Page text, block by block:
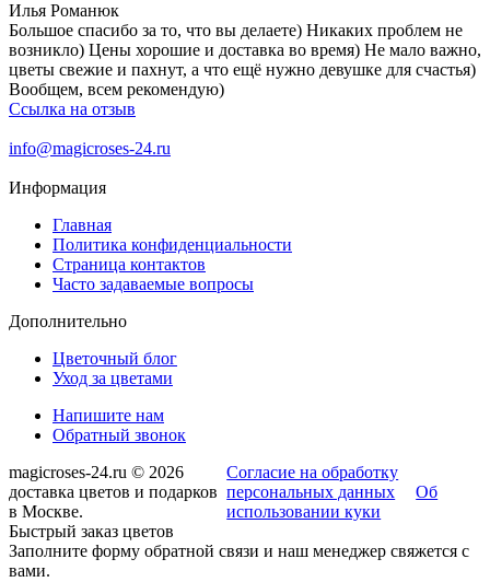
Илья Романюк
Большое спасибо за то, что вы делаете) Никаких проблем не
возникло) Цены хорошие и доставка во время) Не мало важно,
цветы свежие и пахнут, а что ещё нужно девушке для счастья)
Вообщем, всем рекомендую)
Ссылка на отзыв
info@magicroses-24.ru
Информация
Главная
Политика конфиденциальности
Страница контактов
Часто задаваемые вопросы
Дополнительно
Цветочный блог
Уход за цветами
Напишите нам
Обратный звонок
magicroses-24.ru © 2026
доставка цветов и подарков
в Москве.
Согласие на обработку
персональных данных
Об
использовании куки
Быстрый заказ цветов
Заполните форму обратной связи и наш менеджер свяжется с
вами.